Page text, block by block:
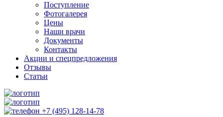
Поступление
Фотогалерея
Цены
Наши врачи
Документы
Контакты
Акции и спецпредложения
Отзывы
Статьи
+7 (495) 128-14-78